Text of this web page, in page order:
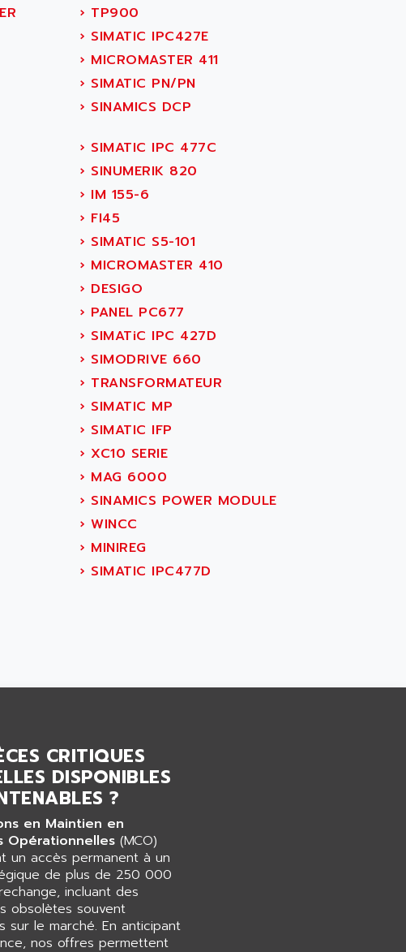
› TP900
› SIMATIC IPC427E
› MICROMASTER 411
› SIMATIC PN/PN
› SINAMICS DCP
› SIMATIC IPC 477C
› SINUMERIK 820
› IM 155-6
› FI45
› SIMATIC S5-101
› MICROMASTER 410
› DESIGO
› PANEL PC677
› SIMATiC IPC 427D
› SIMODRIVE 660
› TRANSFORMATEUR
› SIMATIC MP
› SIMATIC IFP
› XC10 SERIE
› MAG 6000
› SINAMICS POWER MODULE
› WINCC
› MINIREG
› SIMATIC IPC477D
CRITIQUES
DISPONIBLES
?
en Maintien en
Opérationnelles (MCO)
un accès permanent à un
de plus de 250 000
incluant des
obsolètes souvent
sur le marché. En anticipant
nos offres permettent